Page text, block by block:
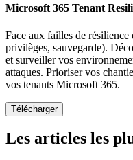
Microsoft 365 Tenant
Face aux failles de
privilèges, sauvegarde).
et surveiller vos
attaques. Prioriser vos
vos tenants Microsoft 365.
Les articles les